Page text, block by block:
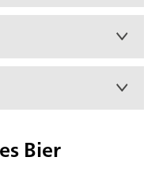
Bier